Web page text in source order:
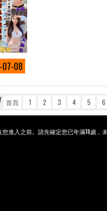
08
首頁 1 2 3 4 5 6
進入之前。請先確定您已年滿18歲，